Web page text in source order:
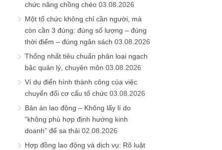
chức năng chồng chéo 03.08.2026
Một tổ chức không chỉ cần người, mà
còn cần 3 đúng: đúng số lượng – đúng
thời điểm – đúng ngân sách 03.08.2026
Thống nhất tiêu chuẩn phân loại ngạch
bậc quản lý, chuyên môn 03.08.2026
Ví dụ điển hình thành công của việc
chuyển đổi cơ cấu tổ chức 03.08.2026
Bản án lao động – Không lấy lí do
“không phù hợp định hướng kinh
doanh” để sa thải 02.08.2026
Hợp đồng lao động và dịch vụ: Rõ luật